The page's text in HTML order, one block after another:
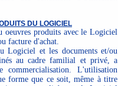
DU LOGICIEL
oeuvres produits avec le Logiciel
facture d'achat.
Logiciel et les documents et/ou
au cadre familial et privé, a
L'utilisation
forme que ce soit, même à titre